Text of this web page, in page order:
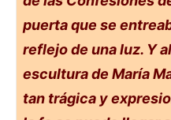
puerta que se
reflejo de una luz. Y
escultura de María
tan trágica y